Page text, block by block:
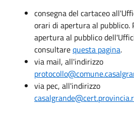
consegna del cartaceo
orari di apertura al pubblico.
apertura al pubblico
consultarequesta pagina.
via mail, all'indirizzo
via pec, all'indirizzo